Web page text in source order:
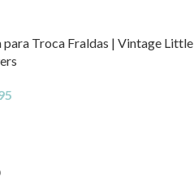
para Troca Fraldas | Vintage Little